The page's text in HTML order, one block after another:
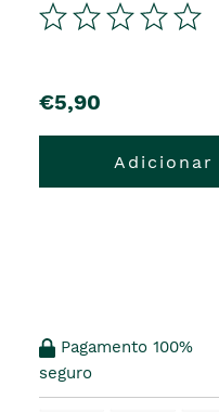
€5,90
Adicionar
Pagamento 100%
seguro